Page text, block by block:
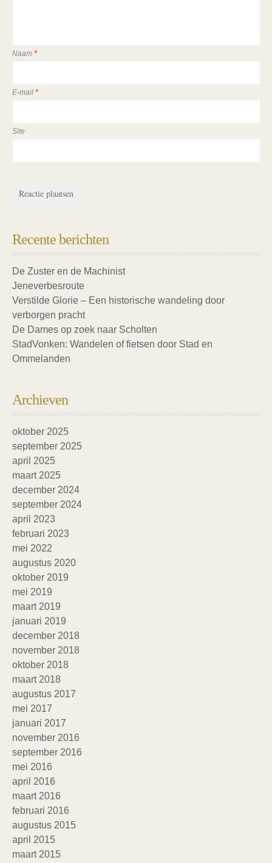
Naam *
E-mail *
Site
Recente berichten
De Zuster en de Machinist
Jeneverbesroute
Verstilde Glorie – Een historische wandeling door
verborgen pracht
De Dames op zoek naar Scholten
StadVonken: Wandelen of fietsen door Stad en
Ommelanden
Archieven
oktober 2025
september 2025
april 2025
maart 2025
december 2024
september 2024
april 2023
februari 2023
mei 2022
augustus 2020
oktober 2019
mei 2019
maart 2019
januari 2019
december 2018
november 2018
oktober 2018
maart 2018
augustus 2017
mei 2017
januari 2017
november 2016
september 2016
mei 2016
april 2016
maart 2016
februari 2016
augustus 2015
april 2015
maart 2015